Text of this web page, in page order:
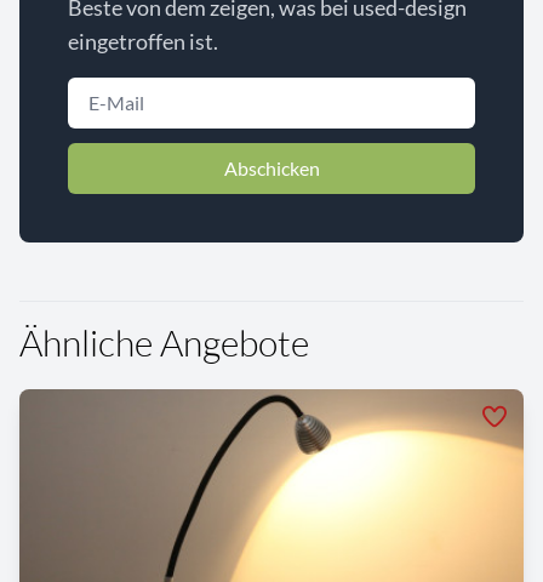
Beste von dem zeigen, was bei used-design
eingetroffen ist.
Abschicken
Ähnliche Angebote